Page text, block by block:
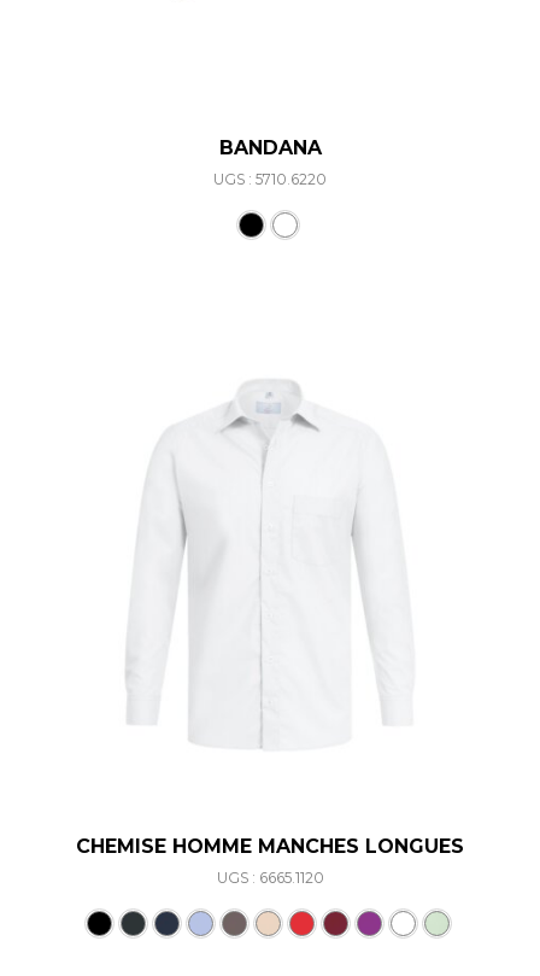
BANDANA
UGS : 5710.6220
CHEMISE HOMME MANCHES LONGUES
UGS : 6665.1120